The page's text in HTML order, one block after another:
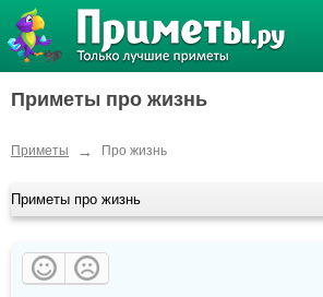
Приметы про жизнь
Приметы → Про жизнь
Приметы про жизнь